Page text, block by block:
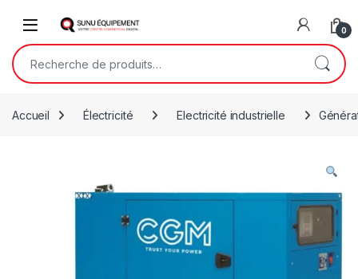
Open 0
Recherche pour :
Accueil Électricité Electricité industrielle